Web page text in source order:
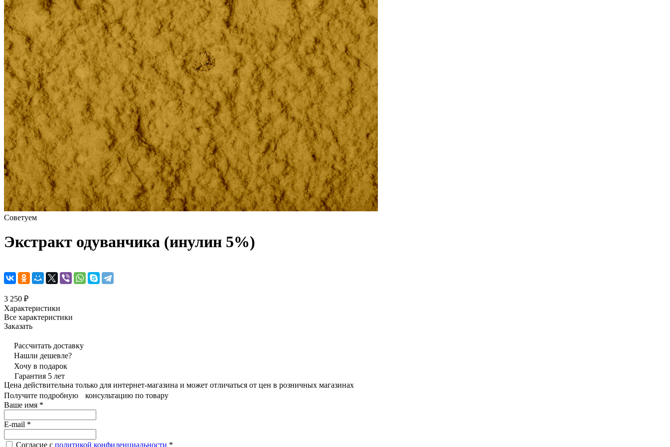
Советуем
Экстракт одуванчика (инулин 5%)
3 250 ₽
Характеристики
Все характеристики
Заказать
Рассчитать доставку
Нашли дешевле?
Хочу в подарок
Гарантия 5 лет
Цена действительна только для интернет-магазина и может отличаться от цен в розничных магазинах
Получите подробную консультацию по товару
Ваше имя *
E-mail *
Согласие с политикой конфиденциальности *